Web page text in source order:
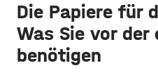
Die Papiere für
Was Sie vor
benötigen